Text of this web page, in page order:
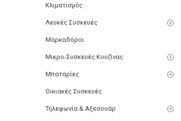
Κλιματισμός
Λευκές Συσκευές
Μαρκαδόροι
Μικρο-Συσκευές Κουζίνας
Μπαταρίες
Οικιακές Συσκευές
Τηλεφωνία & Αξεσουάρ